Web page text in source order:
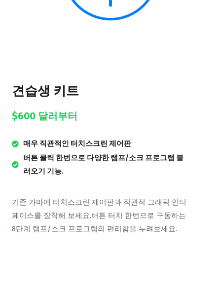
견습생 키트
$600 달러부터
매우 직관적인 터치스크린 제어판
버튼 클릭 한번으로 다양한 램프/소크 프로그램 불
러오기 기능.
기존 가마에 터치스크린 제어판과 직관적 그래픽 인터
페이스를 장착해 보세요.버튼 터치 한번으로 구동하는
8단계 램프/소크 프로그램의 편리함을 누려보세요.